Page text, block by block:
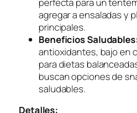
agregar a ensaladas y
principales.
Beneficios
antioxidantes, bajo en
para dietas
buscan opciones de
saludables.
Detalles: